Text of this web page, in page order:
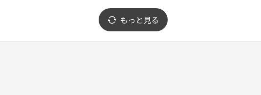
店(질스튜어트 신세계사이먼프리미엄
아울렛 시흥점)
もっと見る